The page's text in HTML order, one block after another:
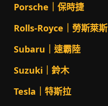
Porsche｜保時捷
Rolls-Royce｜勞斯萊斯
Subaru｜速霸陸
Suzuki｜鈴木
Tesla｜特斯拉